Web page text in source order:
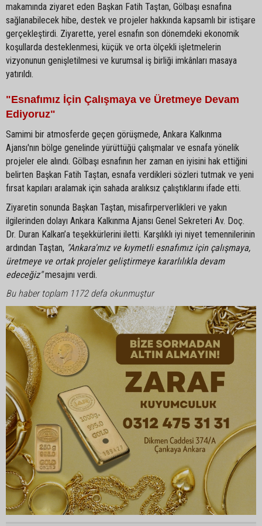
makamında ziyaret eden Başkan Fatih Taştan, Gölbaşı esnafına
sağlanabilecek hibe, destek ve projeler hakkında kapsamlı bir istişare
gerçekleştirdi. Ziyarette, yerel esnafın son dönemdeki ekonomik
koşullarda desteklenmesi, küçük ve orta ölçekli işletmelerin
vizyonunun genişletilmesi ve kurumsal iş birliği imkânları masaya
yatırıldı.
"Esnafımız İçin Çalışmaya ve Üretmeye Devam
Ediyoruz"
Samimi bir atmosferde geçen görüşmede, Ankara Kalkınma
Ajansı'nın bölge genelinde yürüttüğü çalışmalar ve esnafa yönelik
projeler ele alındı. Gölbaşı esnafının her zaman en iyisini hak ettiğini
belirten Başkan Fatih Taştan, esnafa verdikleri sözleri tutmak ve yeni
fırsat kapıları aralamak için sahada aralıksız çalıştıklarını ifade etti.
Ziyaretin sonunda Başkan Taştan, misafirperverlikleri ve yakın
ilgilerinden dolayı Ankara Kalkınma Ajansı Genel Sekreteri Av. Doç.
Dr. Duran Kalkan’a teşekkürlerini iletti. Karşılıklı iyi niyet temennilerinin
ardından Taştan, "Ankara'mız ve kıymetli esnafımız için çalışmaya,
üretmeye ve ortak projeler geliştirmeye kararlılıkla devam
edeceğiz"mesajını verdi.
Bu haber toplam 1172 defa okunmuştur